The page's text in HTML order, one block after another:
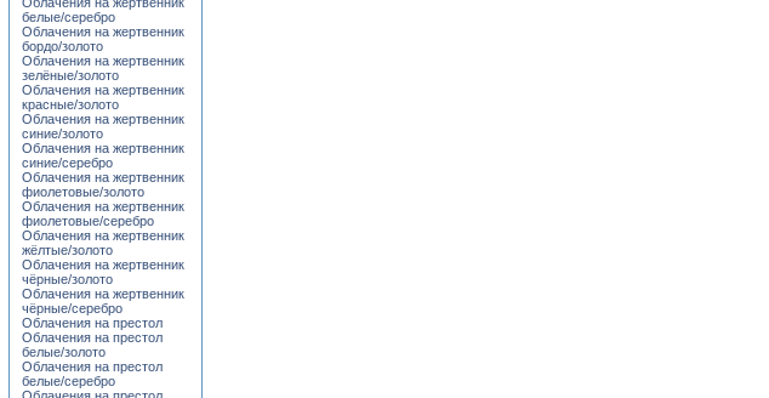
белые/серебро
Облачения на жертвенник
бордо/золото
Облачения на жертвенник
зелёные/золото
Облачения на жертвенник
красные/золото
Облачения на жертвенник
синие/золото
Облачения на жертвенник
синие/серебро
Облачения на жертвенник
фиолетовые/золото
Облачения на жертвенник
фиолетовые/серебро
Облачения на жертвенник
жёлтые/золото
Облачения на жертвенник
чёрные/золото
Облачения на жертвенник
чёрные/серебро
Облачения на престол
Облачения на престол
белые/золото
Облачения на престол
белые/серебро